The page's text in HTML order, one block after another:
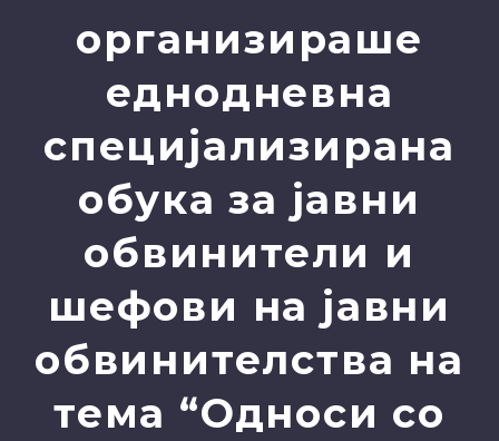
организираше
еднодневна
специјализирана
обука за јавни
обвинители и
шефови на јавни
обвинителства на
тема “Односи со